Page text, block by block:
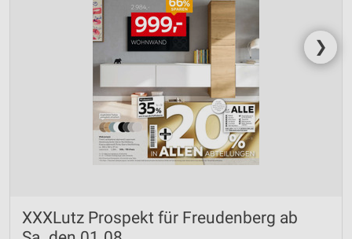
❯
XXXLutz Prospekt für Freudenberg ab